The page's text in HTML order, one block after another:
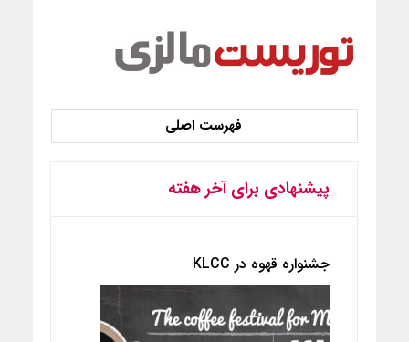
پیشنهادی برای آخر هفته
جشنواره قهوه در KLCC